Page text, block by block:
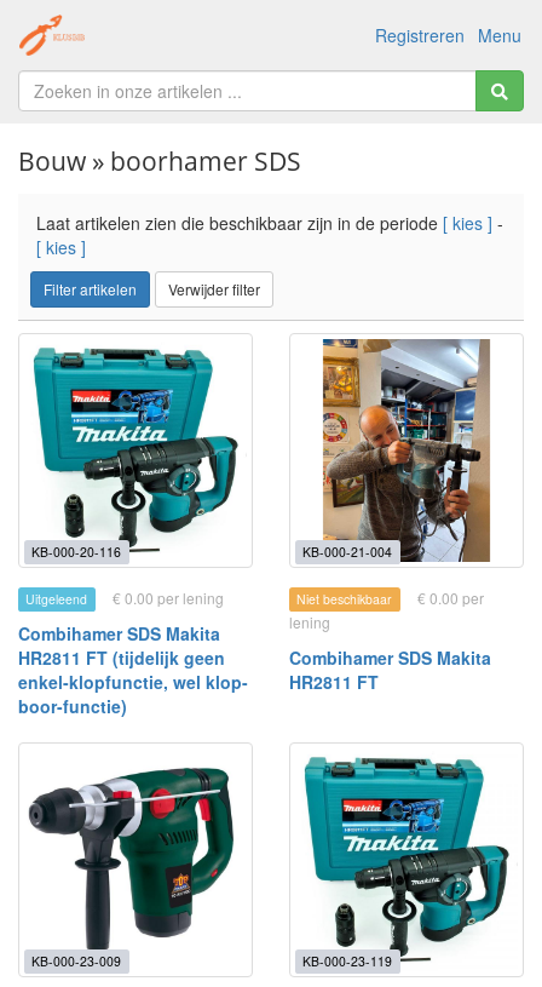
Menu
Registreren
Bouw » boorhamer SDS
Laat artikelen zien die beschikbaar zijn in de periode [ kies ] -
[ kies ]
Filter artikelen Verwijder filter
KB-000-20-116
Uitgeleend € 0.00 per lening
Combihamer SDS Makita
HR2811 FT (tijdelijk geen
enkel-klopfunctie, wel klop-
boor-functie)
KB-000-21-004
Niet beschikbaar
€ 0.00 per
lening
Combihamer SDS Makita
HR2811 FT
KB-000-23-009 KB-000-23-119